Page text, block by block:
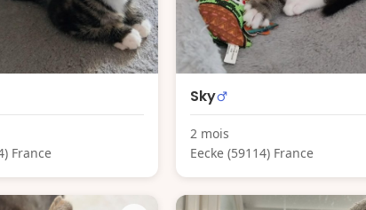
France
Sky
2 mois
Eecke (59114) France